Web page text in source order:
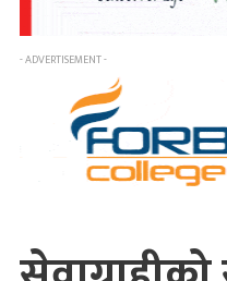
- ADVERTISEMENT -